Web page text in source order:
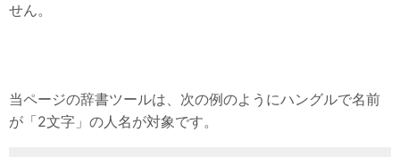
韓国旅行
韓国資料・データ
せん。
当ページの辞書ツールは、次の例のようにハングルで名前
が「2文字」の人名が対象です。